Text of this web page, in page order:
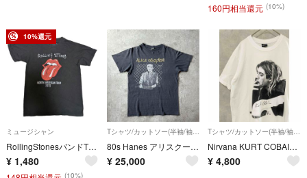
160円相当還元 (10%)
10%還元
ミュージシャン
RollingStonesバンドTシャツビンテージ
¥ 1,480
(10%)
Tシャツ/カットソー(半袖/袖なし)
80s Hanes アリスクーパー バンドtシャツ USA製 ブラック M
¥ 25,000
Tシャツ/カットソー(半袖/袖なし)
Nirvana KURT COBAINカートコバーン バンドT
¥ 4,800